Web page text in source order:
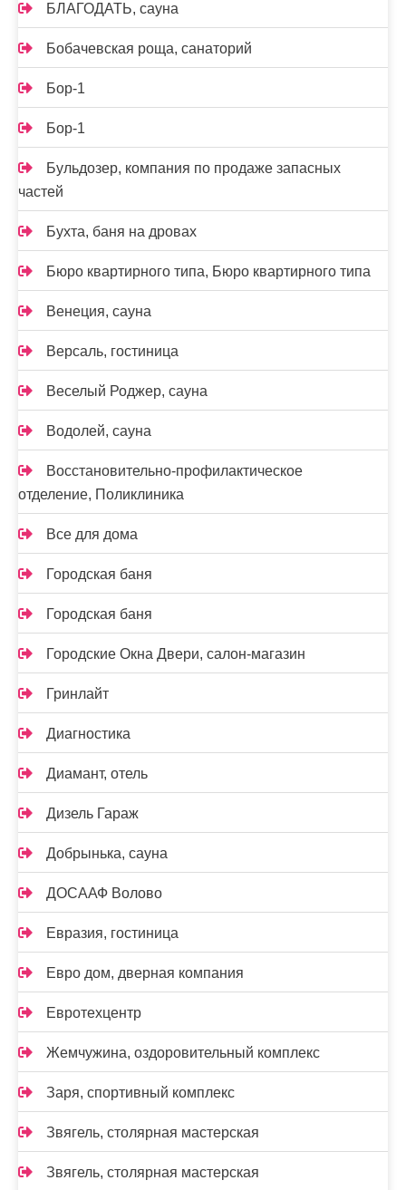
БЛАГОДАТЬ, сауна
Бобачевская роща, санаторий
Бор-1
Бор-1
Бульдозер, компания по продаже запасных
частей
Бухта, баня на дровах
Бюро квартирного типа, Бюро квартирного типа
Венеция, сауна
Версаль, гостиница
Веселый Роджер, сауна
Водолей, сауна
Восстановительно-профилактическое
отделение, Поликлиника
Все для дома
Городская баня
Городская баня
Городские Окна Двери, салон-магазин
Гринлайт
Диагностика
Диамант, отель
Дизель Гараж
Добрынька, сауна
ДОСААФ Волово
Евразия, гостиница
Евро дом, дверная компания
Евротехцентр
Жемчужина, оздоровительный комплекс
Заря, спортивный комплекс
Звягель, столярная мастерская
Звягель, столярная мастерская